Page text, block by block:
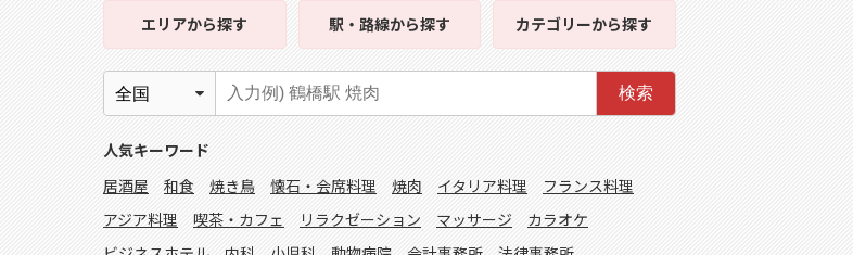
エリアから探す 駅・路線から探す カテゴリーから探す
検索
人気キーワード
居酒屋
和食 焼き鳥 懐石・会席料理 焼肉 イタリア料理
フランス料理
アジア料理
喫茶・カフェ リラクゼーション マッサージ
カラオケ